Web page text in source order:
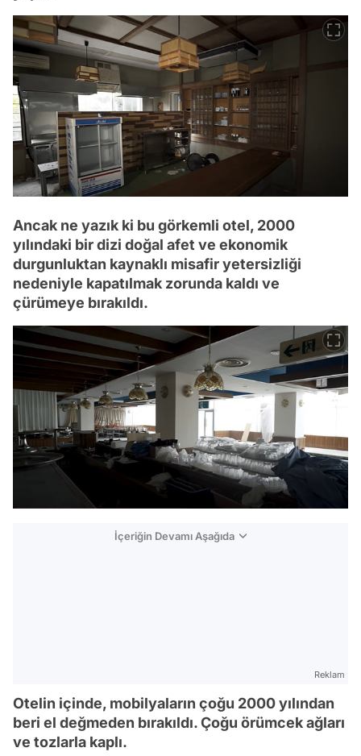
Ancak ne yazık ki bu görkemli otel, 2000
yılındaki bir dizi doğal afet ve ekonomik
durgunluktan kaynaklı misafir yetersizliği
nedeniyle kapatılmak zorunda kaldı ve
çürümeye bırakıldı.
İçeriğin Devamı Aşağıda
Reklam
Otelin içinde, mobilyaların çoğu 2000 yılından
beri el değmeden bırakıldı. Çoğu örümcek ağları
ve tozlarla kaplı.